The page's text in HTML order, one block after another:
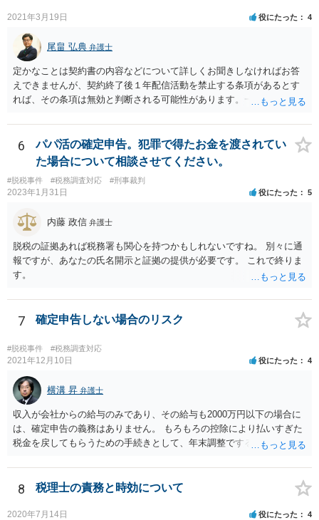
2021年3月19日 役にたった 4
尾畠 弘典 弁護士
定かなことは契約書の内容などについて詳しくお聞きしなければお答
えできませんが、契約終了後１年配信活動を禁止する条項があるとす
れば、その条項は無効と判断される可能性があります。一度実際に弁
した方がよろしいかと存じます。
6
パパ活の確定申告。犯罪で得たお金を渡されてい
た場合について相談させてください。
#脱税事件 #税務調査対応 #刑事裁判
2023年1月31日 役にたった 5
内藤 政信 弁護士
脱税の証拠あれば税務署も関心を持つかもしれないですね。 別々に通
報ですが、あなたの氏名開示と証拠の提供が必要です。 これで終りま
す。
7 確定申告しない場合のリスク
#脱税事件 #税務調査対応
2021年12月10日 役にたった 4
横溝 昇 弁護士
収入が会社からの給与のみであり、その給与も2000万円以下の場合に
は、確定申告の義務はありません。 もろもろの控除により払いすぎた
税金を戻してもらうための手続きとして、年末調整でするのか、確定
する義務がある場合で確定申告をしなかった場合には、税務署の調査
等があり、本来払うべき税金にプラスして加算税の処分を科される場
逮捕されないとは思います。
8 税理士の責務と時効について
2020年7月14日 役にたった 4